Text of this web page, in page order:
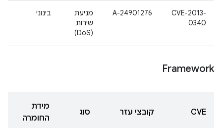
CVE-2013-
0340
A-24901276
מניעת
שירות
(DoS)
בינוני
Framework
CVE קובצי עזר סוג
מידת
החומרה